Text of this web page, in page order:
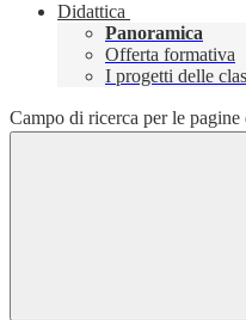
Didattica
Panoramica
Offerta formativa
I progetti delle
Campo di ricerca per le pagine